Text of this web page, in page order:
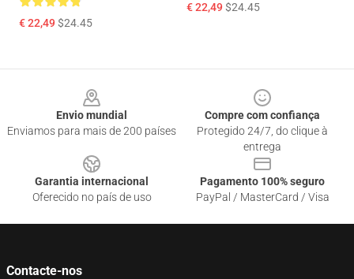
€ 22,49$24.45
€ 22,49$24.45
Envio mundial
Enviamos para mais de 200 países
Compre com confiança
Protegido 24/7, do clique à
entrega
Garantia internacional
Oferecido no país de uso
Pagamento 100% seguro
PayPal / MasterCard / Visa
Contacte-nos